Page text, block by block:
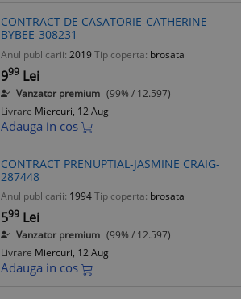
CONTRACT DE CASATORIE-CATHERINE
BYBEE-308231
Anul publicarii: 2019Tip coperta: brosata
999 Lei
Vanzator premium (99% / 12.597)
Livrare Miercuri, 12 Aug
Adauga in cos
CONTRACT PRENUPTIAL-JASMINE CRAIG-
287448
Anul publicarii: 1994Tip coperta: brosata
599 Lei
Vanzator premium (99% / 12.597)
Livrare Miercuri, 12 Aug
Adauga in cos